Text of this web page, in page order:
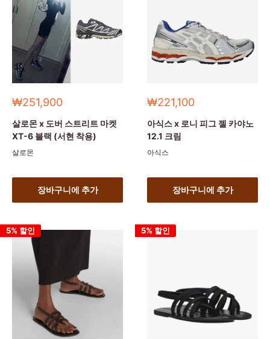
세
가
₩251,900
살로몬 x 도버 스트리트 마켓
XT-6 블랙 (서현 착용)
살로몬
장바구니에 추가
세
가
₩221,100
아식스 x 로니 피그 젤 카야노
12.1 크림
아식스
장바구니에 추가
5% 할인 5% 할인